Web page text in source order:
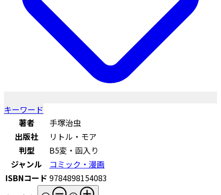
キーワード
著者
手塚治虫
出版社
リトル・モア
判型
B5変・函入り
ジャンル
コミック・漫画
ISBNコード 9784898154083